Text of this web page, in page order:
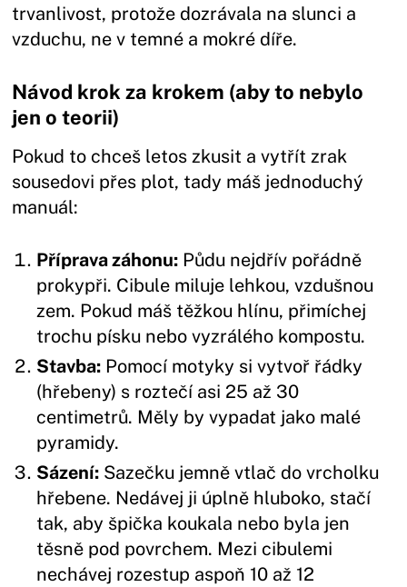
trvanlivost, protože dozrávala na slunci a
vzduchu, ne v temné a mokré díře.
Návod krok za krokem (aby to nebylo
jen o teorii)
Pokud to chceš letos zkusit a vytřít zrak
sousedovi přes plot, tady máš jednoduchý
manuál:
Příprava záhonu: Půdu nejdřív pořádně
prokypři. Cibule miluje lehkou, vzdušnou
zem. Pokud máš těžkou hlínu, přimíchej
trochu písku nebo vyzrálého kompostu.
Stavba: Pomocí motyky si vytvoř řádky
(hřebeny) s roztečí asi 25 až 30
centimetrů. Měly by vypadat jako malé
pyramidy.
Sázení: Sazečku jemně vtlač do vrcholku
hřebene. Nedávej ji úplně hluboko, stačí
tak, aby špička koukala nebo byla jen
těsně pod povrchem. Mezi cibulemi
nechávej rozestup aspoň 10 až 12